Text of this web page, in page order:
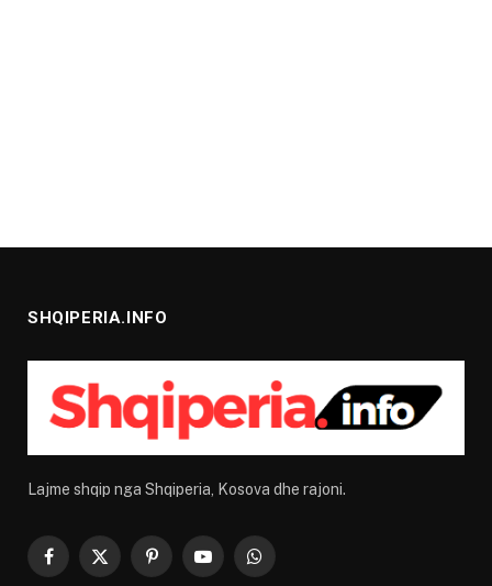
SHQIPERIA.INFO
Lajme shqip nga Shqiperia, Kosova dhe rajoni.
Facebook
X
PinterestYouTubeWhatsApp